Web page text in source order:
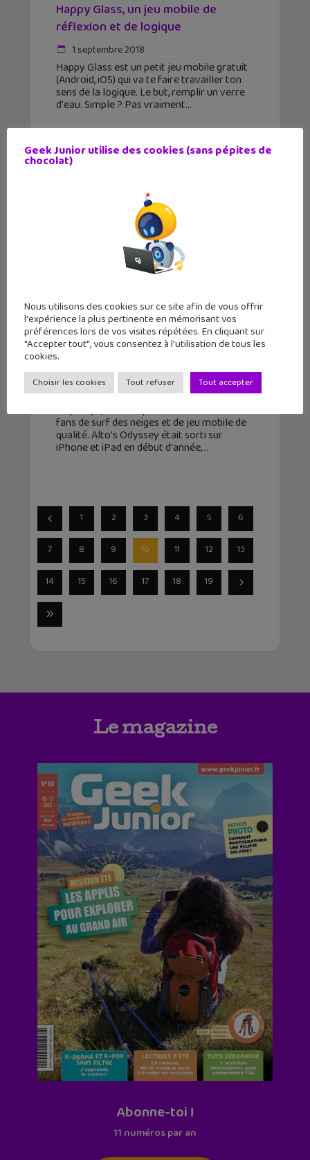
Happy Glass, un jeu mobile de
réflexion et de logique
1 septembre 2018
Happy Glass est un petit jeu mobile gratuit
(Android, iOS) qui va te faire travailler ton
sens de la logique. Le but, remplir un verre
d'eau. Simple ? Pas vraiment
Alto’s Odyssey : le magnifique
runner game gratuit sur Android
26 juillet 2018
Après, Alto’s Adventure, voici sa suite, Alto's
Odyssey qui débarque sur Android. Pour les
fans de surf des neiges et de jeu mobile de
qualité. Alto's Odyssey était sorti sur
iPhone et iPad en début d'année,
1 2 3 4 5 6
7 8 9 10 11 12 13
14 15 16 17 18 19
Le magazine
Abonne-toi !
11 numéros par an
Geek Junior utilise des cookies (sans pépites de
chocolat)
Nous utilisons des cookies sur ce site afin de vous offrir
l'expérience la plus pertinente en mémorisant vos
préférences lors de vos visites répétées. En cliquant sur
"Accepter tout", vous consentez à l'utilisation de tous les
cookies.
Choisir les cookies Tout refuser Tout accepter